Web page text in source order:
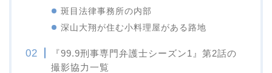
斑目法律事務所の内部
深山大翔が住む小料理屋がある路地
『99.9刑事専門弁護士シーズン1』第2話の
撮影協力一覧